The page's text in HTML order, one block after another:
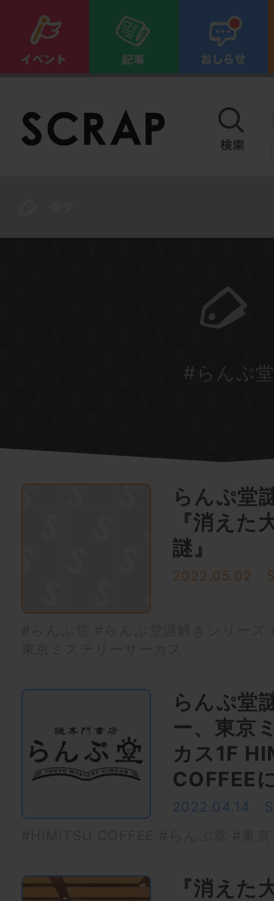
#らんぷ
らんぷ堂
『消えた
謎』
2022.05.02
らんぷ堂
ー、東京
カス1F
COFFEE
2022.04.14
『消えた